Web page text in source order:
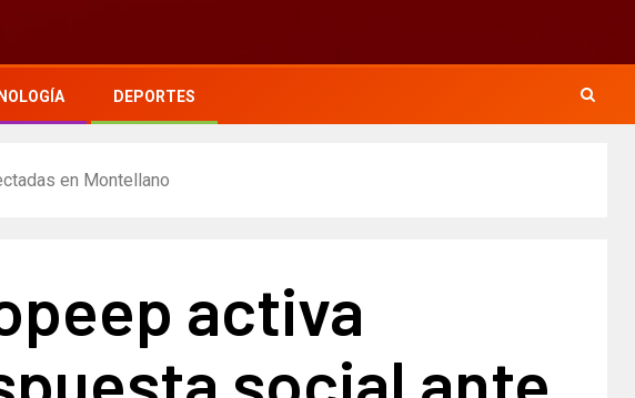
DEPORTES
en Montellano
activa